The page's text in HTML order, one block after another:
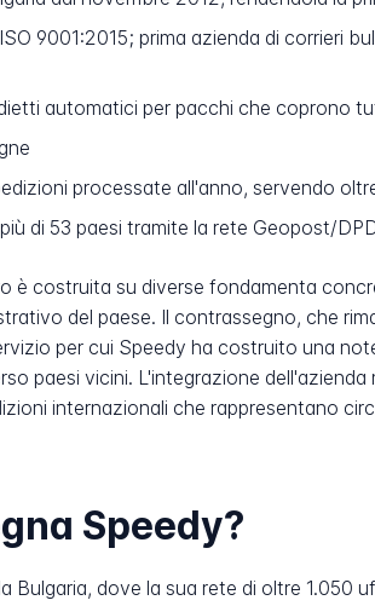
9001:2015; prima azienda di corrieri
automatici per pacchi che coprono
processate all'anno, servendo
di 53 paesi tramite la rete Geopost/
è costruita su diverse fondamenta
del paese. Il contrassegno, che
per cui Speedy ha costruito una
paesi vicini. L'integrazione
internazionali che rappresentano
Speedy?
Bulgaria, dove la sua rete di oltre 1.050